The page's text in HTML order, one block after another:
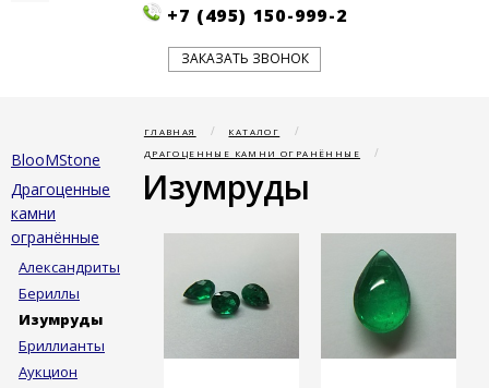
О НАС
Партнёры
История компании
Изготовление ювелирных изделий
КАТАЛОГ
Драгоценные камни огранённые
Подарки и сувениры
Видеогалерея
+7 (495) 150-999-2
ЗАКАЗАТЬ ЗВОНОК
BlooMStone
Драгоценные
камни
огранённые
Александриты
Бериллы
Изумруды
Бриллианты
Аукцион
ГЛАВНАЯ
КАТАЛОГ
ДРАГОЦЕННЫЕ КАМНИ ОГРАНЁННЫЕ
Изумруды